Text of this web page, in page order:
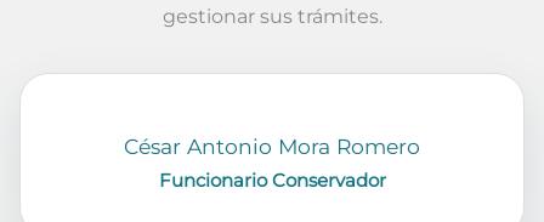
gestionar sus trámites.
César Antonio Mora Romero
Funcionario Conservador